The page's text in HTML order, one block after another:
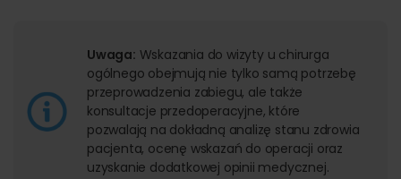
Uwaga: Wskazania do wizyty u chirurga
ogólnego obejmują nie tylko samą potrzebę
przeprowadzenia zabiegu, ale także
konsultacje przedoperacyjne, które
pozwalają na dokładną analizę stanu zdrowia
pacjenta, ocenę wskazań do operacji oraz
uzyskanie dodatkowej opinii medycznej.